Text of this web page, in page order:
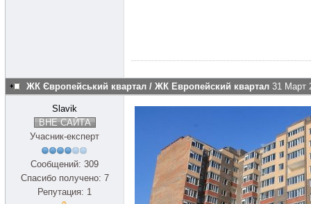
ЖК Європейський квартал / ЖК Европейский квартал 31 Март
Slavik
ВНЕ САЙТА
Учасник-експерт
Сообщений: 309
Спасибо получено: 7
Репутация: 1